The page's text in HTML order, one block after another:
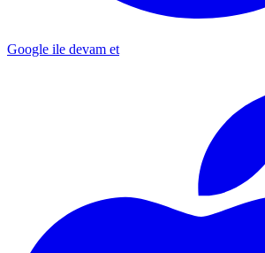
Google ile devam et